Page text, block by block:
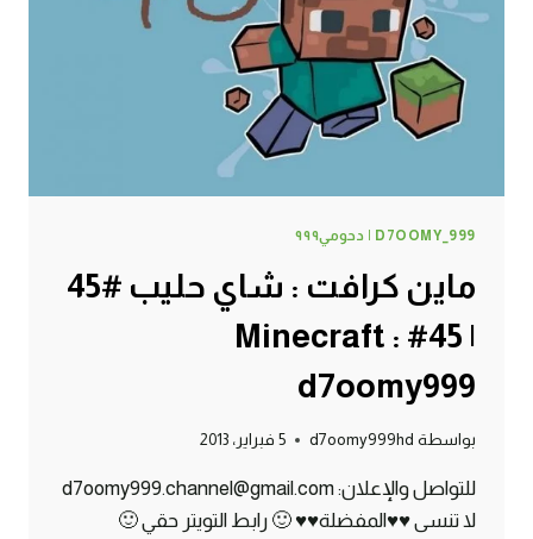
D7OOMY_999 | دحومي٩٩٩
ماين كرافت : شاي حليب #45
| 45# Minecraft :
d7oomy999
بواسطة d7oomy999hd 5 فبراير، 2013
للتواصل والإعلان: d7oomy999.channel@gmail.com
لا تنسى ♥♥المفضلة♥♥ 🙂 رابط التويتر حقي 🙂